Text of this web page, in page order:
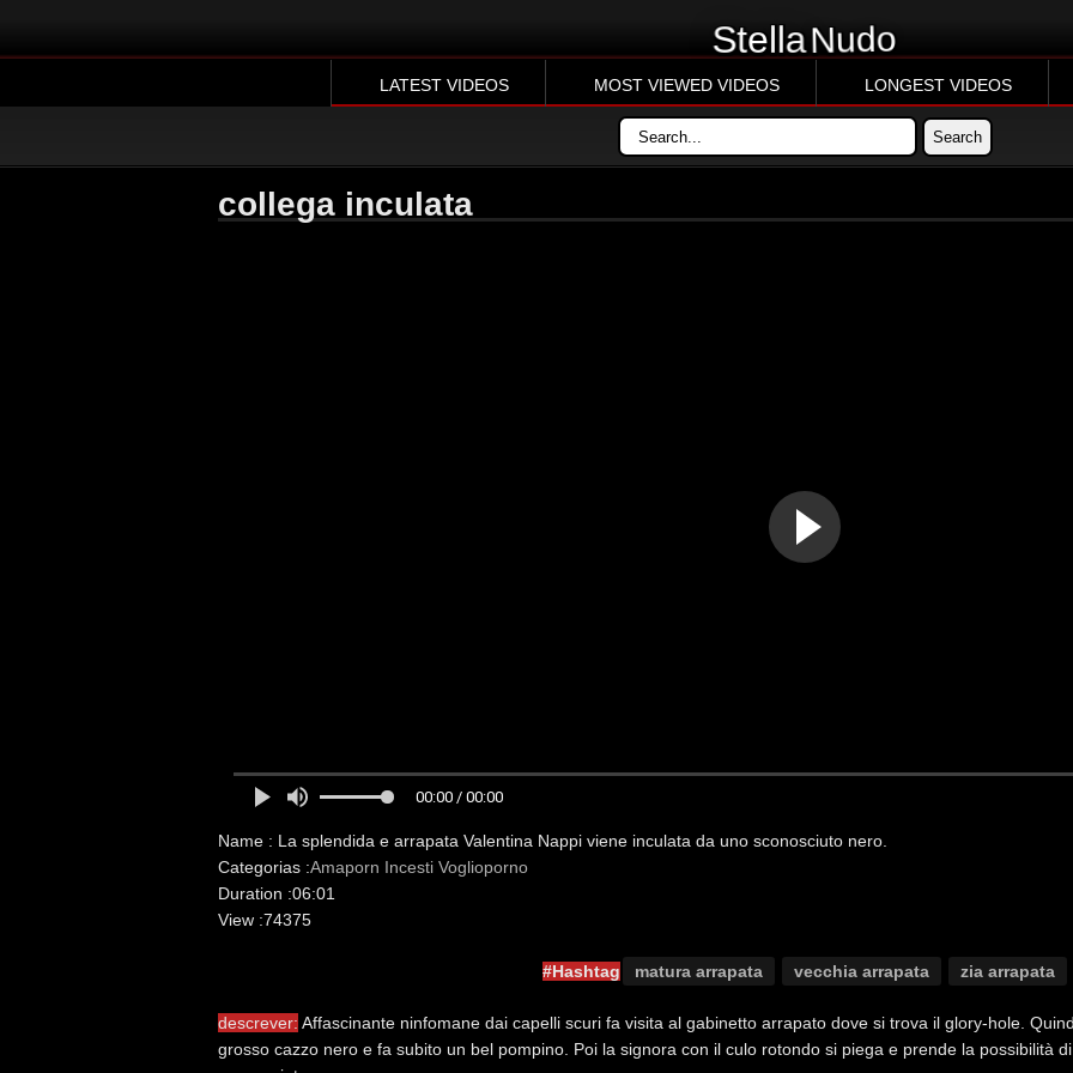
StellaNudo
LATEST VIDEOS MOST VIEWED VIDEOS LONGEST VIDEOS
collega inculata
00:00 / 00:00
Name : La splendida e arrapata Valentina Nappi viene inculata da uno sconosciuto nero.
Categorias :Amaporn Incesti Voglioporno
Duration :06:01
View :74375
#Hashtag matura arrapata vecchia arrapata zia arrapata
descrever: Affascinante ninfomane dai capelli scuri fa visita al gabinetto arrapato dove si trova il glory-hole.
grosso cazzo nero e fa subito un bel pompino. Poi la signora con il culo rotondo si piega e prende la possibilità